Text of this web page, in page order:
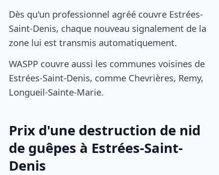
Dès qu'un professionnel agréé couvre Estrées-
Saint-Denis, chaque nouveau signalement de la
zone lui est transmis automatiquement.
WASPP couvre aussi les communes voisines de
Estrées-Saint-Denis, comme Chevrières, Remy,
Longueil-Sainte-Marie.
Prix d'une destruction de nid
de guêpes à Estrées-Saint-
Denis